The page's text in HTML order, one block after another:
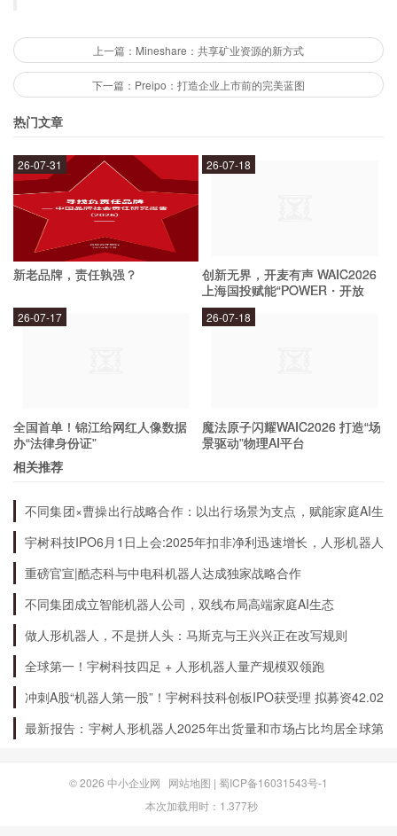
据报道，黑客入侵Mt Gox使用的是一种名
为“transaction malleability”的漏洞。这种漏洞允许
黑客在交易过程中修改交易ID，从而使交易看起来
中。此外，Mt Gox的安全性措施也存在一定程度
的漏洞，使得黑客能够进一步入侵系统。
黑客攻击案件对比特币市场产生了什么影
响？
还引发了比特币交易平台之间的竞争，促使其他交
易平台加强安全性措施以避免类似事件的发生。
上一篇：Mineshare：共享矿业资源的新方式
下一篇：Preipo：打造企业上市前的完美蓝图
热门文章
新老品牌，责任孰强？
26-07-31
创新无界，开麦有声 WAIC2026
上海国投赋能“POWER・开放
麦”专场成功举办
26-07-18
全国首单！锦江给网红人像数据
办“法律身份证”
26-07-17
魔法原子闪耀WAIC2026 打造“场
景驱动”物理AI平台
26-07-18
相关推荐
不同集团×曹操出行战略合作：以出行场景为支点，赋能家庭AI生
态升级
宇树科技IPO6月1日上会:2025年扣非净利迅速增长，人形机器人
出货量全球第一
重磅官宣|酷态科与中电科机器人达成独家战略合作
不同集团成立智能机器人公司，双线布局高端家庭AI生态
做人形机器人，不是拼人头：马斯克与王兴兴正在改写规则
全球第一！宇树科技四足 + 人形机器人量产规模双领跑
冲刺A股“机器人第一股”！宇树科技科创板IPO获受理 拟募资42.02
亿元
最新报告：宇树人形机器人2025年出货量和市场占比均居全球第
© 2026 中小企业网 网站地图 | 蜀ICP备16031543号-1
本次加载用时：1.377秒